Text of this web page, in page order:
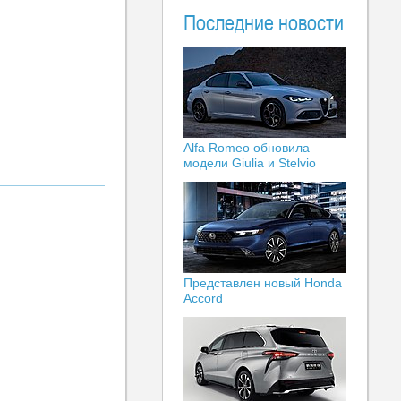
Последние новости
Alfa Romeo обновила
модели Giulia и Stelvio
Представлен новый Honda
Accord